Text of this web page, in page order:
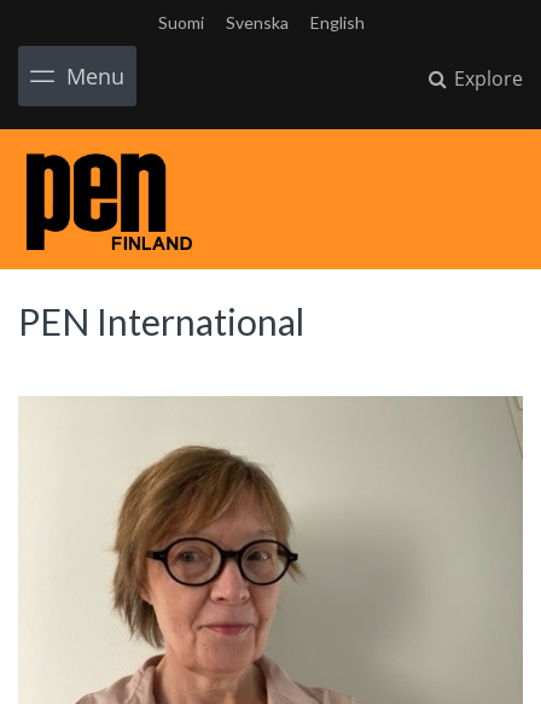
Suomi Svenska English
Menu Explore
PEN International